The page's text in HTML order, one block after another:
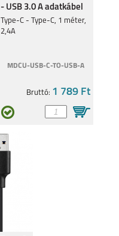
- USB 3.0 A adatkábel
Type-C - Type-C, 1 méter,
2,4A
MDCU-USB-C-TO-USB-A
Bruttó: 1 789 Ft